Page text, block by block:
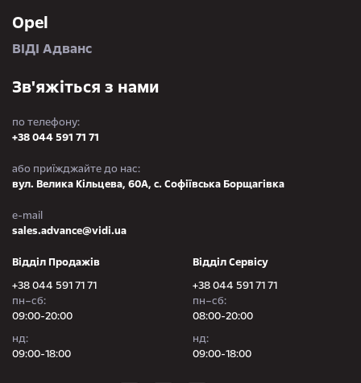
Opel
ВІДІ Адванс
Зв'яжіться з нами
по телефону:
+38 044 591 71 71
або приїжджайте до нас:
вул. Велика Кільцева, 60А, с. Софіївська Борщагівка
e-mail
sales.advance@vidi.ua
Відділ Продажів
+38 044 591 71 71
пн–сб:
09:00-20:00
нд:
09:00-18:00
Відділ Сервісу
+38 044 591 71 71
пн–сб:
08:00-20:00
нд:
09:00-18:00